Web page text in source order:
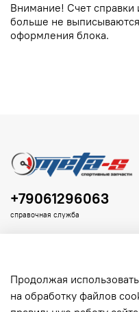
Внимание! Счет
больше не
оформления блока.
Клиенту
+79061296063
справочная служба
Продолжая
на обработку файлов